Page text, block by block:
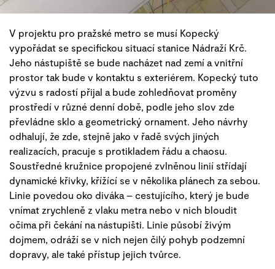
V projektu pro pražské metro se musí Kopecký
vypořádat se specifickou situací stanice Nádraží Krč.
Jeho nástupiště se bude nacházet nad zemí a vnitřní
prostor tak bude v kontaktu s exteriérem. Kopecký tuto
výzvu s radostí přijal a bude zohledňovat proměny
prostředí v různé denní době, podle jeho slov zde
převládne sklo a geometrický ornament. Jeho návrhy
odhalují, že zde, stejně jako v řadě svých jiných
realizacích, pracuje s protikladem řádu a chaosu.
Soustředné kružnice propojené zvlněnou linií střídají
dynamické křivky, křížící se v několika plánech za sebou.
Linie povedou oko diváka – cestujícího, který je bude
vnímat zrychleně z vlaku metra nebo v nich bloudit
očima při čekání na nástupišti. Linie působí živým
dojmem, odráží se v nich nejen čilý pohyb podzemní
dopravy, ale také přístup jejich tvůrce.